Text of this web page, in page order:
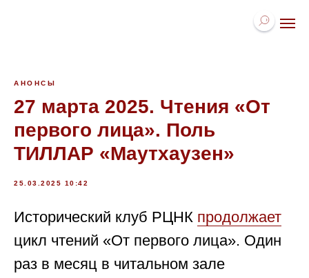
АНОНСЫ
27 марта 2025. Чтения «От
первого лица». Поль
ТИЛЛАР «Маутхаузен»
25.03.2025 10:42
Исторический клуб РЦНК продолжает
цикл чтений «От первого лица». Один
раз в месяц в читальном зале